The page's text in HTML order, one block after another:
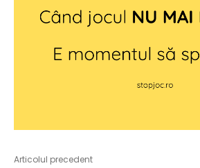
Articolul precedent